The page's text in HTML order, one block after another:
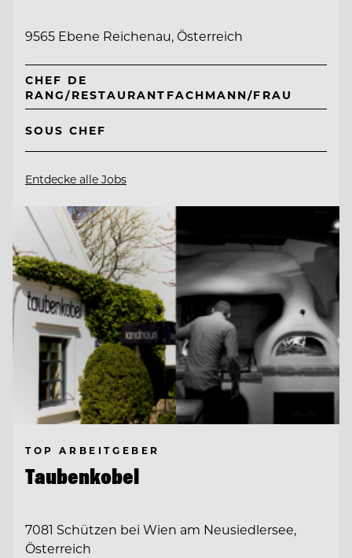
9565 Ebene Reichenau, Österreich
CHEF DE
RANG/RESTAURANTFACHMANN/FRAU
SOUS CHEF
Entdecke alle Jobs
TOP ARBEITGEBER
Taubenkobel
7081 Schützen bei Wien am Neusiedlersee,
Österreich